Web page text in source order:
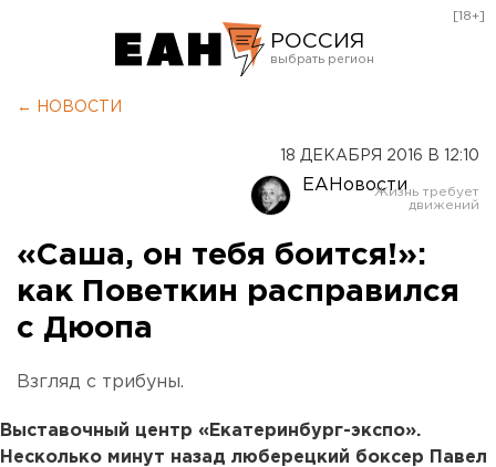
РОССИЯ
Оренбург
[18+]
← НОВОСТИ
18 ДЕКАБРЯ 2016 В 12:10
ЕАНовости
«Саша, он тебя боится!»:
как Поветкин расправился
с Дюопа
Взгляд с трибуны.
Выставочный центр «Екатеринбург-экспо».
Несколько минут назад люберецкий боксер Павел